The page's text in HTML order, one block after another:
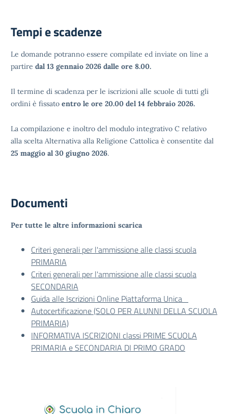
Tempi e scadenze
Le domande potranno essere compilate ed inviate on line a
partire dal 13 gennaio 2026 dalle ore 8.00.
Il termine di scadenza per le iscrizioni alle scuole di tutti gli
ordini è fissato entro le ore 20.00 del 14 febbraio 2026.
La compilazione e inoltro del modulo integrativo C relativo
alla scelta Alternativa alla Religione Cattolica è consentite dal
25 maggio al 30 giugno 2026.
Documenti
Per tutte le altre informazioni scarica
Criteri generali per l'ammissione alle classi scuola
PRIMARIA
Criteri generali per l'ammissione alle classi scuola
SECONDARIA
Guida alle Iscrizioni Online Piattaforma Unica
Autocertificazione (SOLO PER ALUNNI DELLA SCUOLA
PRIMARIA)
INFORMATIVA ISCRIZIONI classi PRIME SCUOLA
PRIMARIA e SECONDARIA DI PRIMO GRADO